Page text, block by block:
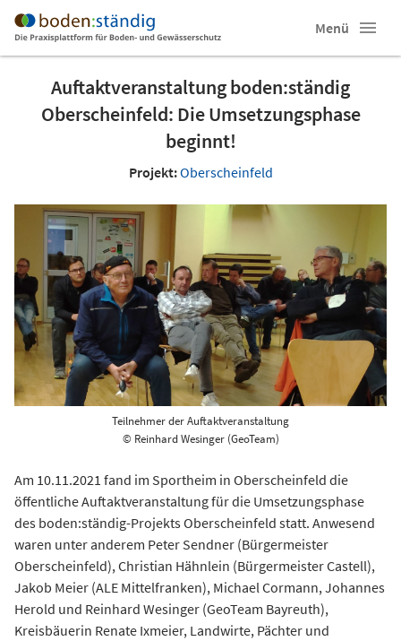
Menü
Auftaktveranstaltung boden:ständig
Oberscheinfeld: Die Umsetzungsphase
beginnt!
Projekt:Oberscheinfeld
Teilnehmer der Auftaktveranstaltung
© Reinhard Wesinger (GeoTeam)
Am 10.11.2021 fand im Sportheim in Oberscheinfeld die
öffentliche Auftaktveranstaltung für die Umsetzungsphase
des boden:ständig-Projekts Oberscheinfeld statt. Anwesend
waren unter anderem Peter Sendner (Bürgermeister
Oberscheinfeld), Christian Hähnlein (Bürgermeister Castell),
Jakob Meier (ALE Mittelfranken), Michael Cormann, Johannes
Herold und Reinhard Wesinger (GeoTeam Bayreuth),
Kreisbäuerin Renate Ixmeier, Landwirte, Pächter und